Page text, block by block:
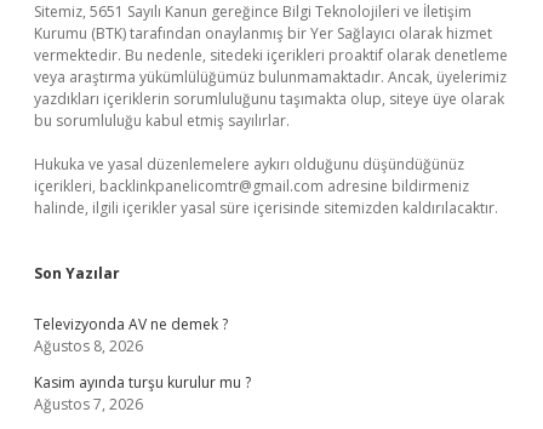
Sitemiz, 5651 Sayılı Kanun gereğince Bilgi Teknolojileri ve İletişim
Kurumu (BTK) tarafından onaylanmış bir Yer Sağlayıcı olarak hizmet
vermektedir. Bu nedenle, sitedeki içerikleri proaktif olarak denetleme
veya araştırma yükümlülüğümüz bulunmamaktadır. Ancak, üyelerimiz
yazdıkları içeriklerin sorumluluğunu taşımakta olup, siteye üye olarak
bu sorumluluğu kabul etmiş sayılırlar.
Hukuka ve yasal düzenlemelere aykırı olduğunu düşündüğünüz
içerikleri, backlinkpanelicomtr@gmail.com adresine bildirmeniz
halinde, ilgili içerikler yasal süre içerisinde sitemizden kaldırılacaktır.
Son Yazılar
Televizyonda AV ne demek ?
Ağustos 8, 2026
Kasim ayında turşu kurulur mu ?
Ağustos 7, 2026